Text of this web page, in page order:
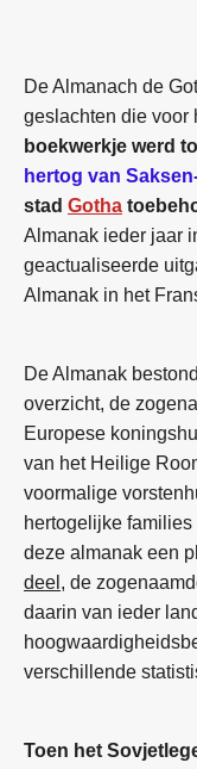
De Almanach de
geslachten die voor
boekwerkje werd
hertog van
stad Gotha
Almanak ieder jaar
geactualiseerde
Almanak in het
De Almanak
overzicht, de
Europese
van het Heilige
voormalige
hertogelijke
deze almanak een
deel , de
daarin van ieder
verschillende
Toen het